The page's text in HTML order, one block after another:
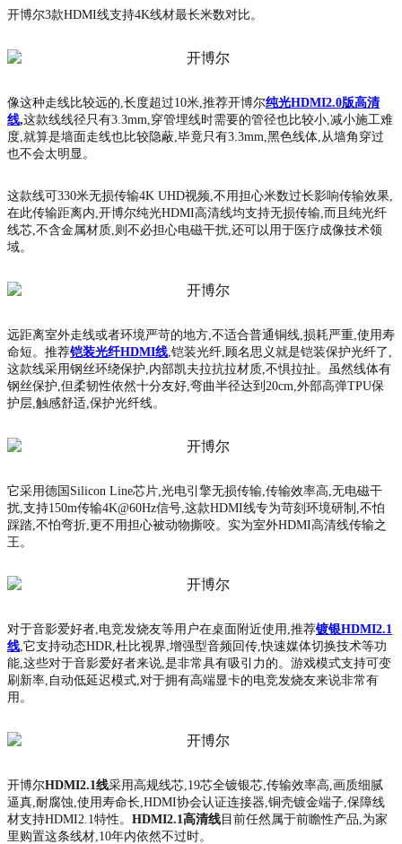
开博尔3款HDMI线支持4K线材最长米数对比。
像这种走线比较远的,长度超过10米,推荐开博尔纯光HDMI2.0版高清
线,这款线线径只有3.3mm,穿管埋线时需要的管径也比较小,减小施工难
度,就算是墙面走线也比较隐蔽,毕竟只有3.3mm,黑色线体,从墙角穿过
也不会太明显。
这款线可330米无损传输4K UHD视频,不用担心米数过长影响传输效果,
在此传输距离内,开博尔纯光HDMI高清线均支持无损传输,而且纯光纤
线芯,不含金属材质,则不必担心电磁干扰,还可以用于医疗成像技术领
域。
远距离室外走线或者环境严苛的地方,不适合普通铜线,损耗严重,使用寿
命短。推荐铠装光纤HDMI线 ,铠装光纤,顾名思义就是铠装保护光纤了,
这款线采用钢丝环绕保护,内部凯夫拉抗拉材质,不惧拉扯。虽然线体有
钢丝保护,但柔韧性依然十分友好,弯曲半径达到20cm,外部高弹TPU保
护层,触感舒适,保护光纤线。
它采用德国Silicon Line芯片,光电引擎无损传输,传输效率高,无电磁干
扰,支持150m传输4K@60Hz信号,这款HDMI线专为苛刻环境研制,不怕
踩踏,不怕弯折,更不用担心被动物撕咬。实为室外HDMI高清线传输之
王。
对于音影爱好者,电竞发烧友等用户在桌面附近使用,推荐镀银HDMI2.1
线,它支持动态HDR,杜比视界,增强型音频回传,快速媒体切换技术等功
能,这些对于音影爱好者来说,是非常具有吸引力的。游戏模式支持可变
刷新率,自动低延迟模式,对于拥有高端显卡的电竞发烧友来说非常有
用。
开博尔HDMI2.1线采用高规线芯,19芯全镀银芯,传输效率高,画质细腻
逼真,耐腐蚀,使用寿命长,HDMI协会认证连接器,铜壳镀金端子,保障线
材支持HDMI2.1特性。 HDMI2.1高清线 目前任然属于前瞻性产品,为家
里购置这条线材,10年内依然不过时。